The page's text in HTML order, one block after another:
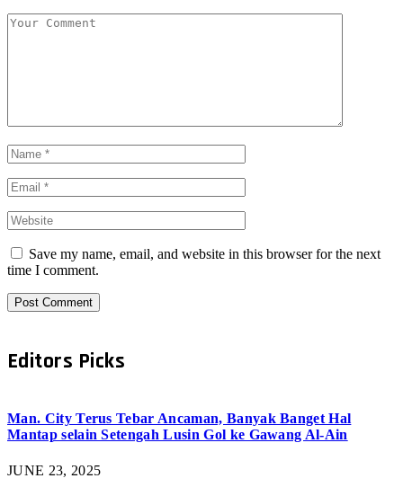
Save my name, email, and website in this browser for the next
time I comment.
Editors Picks
Man. City Terus Tebar Ancaman, Banyak Banget Hal
Mantap selain Setengah Lusin Gol ke Gawang Al-Ain
JUNE 23, 2025